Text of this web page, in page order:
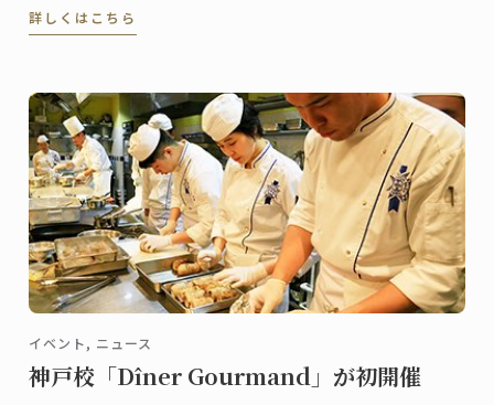
提供されました。
詳しくはこちら
イベント, ニュース
神戸校「Dîner Gourmand」が初開催